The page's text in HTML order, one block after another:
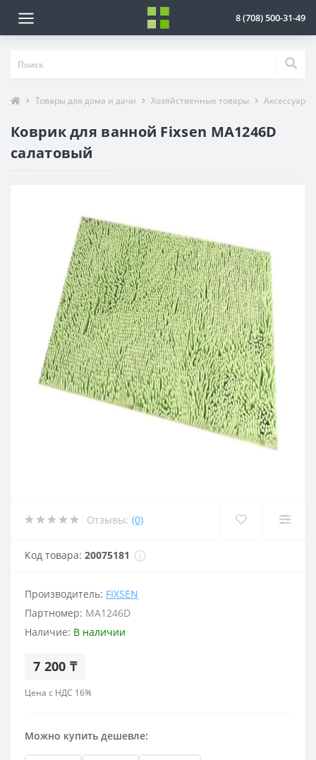
8 (708) 500-31-49
Товары для дома и дачи Хозяйственные товары Аксессуары
Коврик для ванной Fixsen MA1246D
салатовый
Отзывы: (0)
Код товара: 20075181
Производитель: FIXSEN
Партномер: MA1246D
Наличие: В наличии
7 200 ₸
Цена с НДС 16%
Можно купить дешевле: